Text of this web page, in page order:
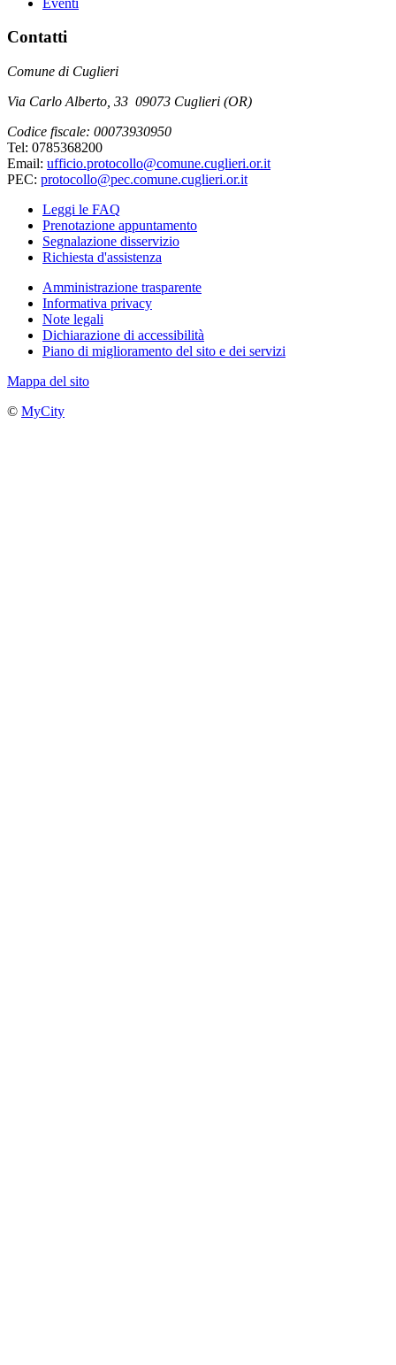
Contatti
Comune di Cuglieri
Via Carlo Alberto, 33 09073 Cuglieri (OR)
Codice fiscale: 00073930950
Tel: 0785368200
Email: ufficio.protocollo@comune.cuglieri.or.it
PEC: protocollo@pec.comune.cuglieri.or.it
Leggi le FAQ
Prenotazione appuntamento
Segnalazione disservizio
Richiesta d'assistenza
Amministrazione trasparente
Informativa privacy
Note legali
Dichiarazione di accessibilità
Piano di miglioramento del sito e dei servizi
Mappa del sito
© MyCity